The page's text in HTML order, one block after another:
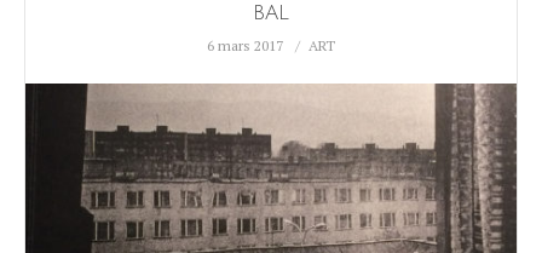
BAL
6 mars 2017 ART